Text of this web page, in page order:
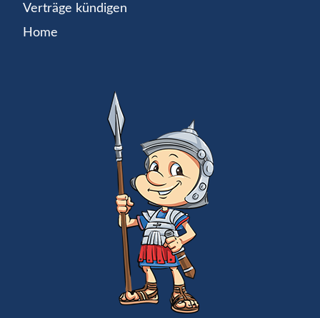
Verträge kündigen
Home